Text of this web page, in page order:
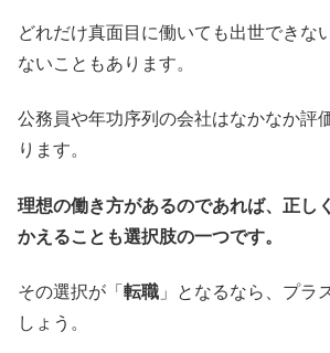
どれだけ真面目に働いても出世できな
ないこともあります。
公務員や年功序列の会社はなかなか評
ります。
理想の働き方があるのであれば、正し
かえることも選択肢の一つです。
その選択が「 転職 」となるなら、プラ
しょう。